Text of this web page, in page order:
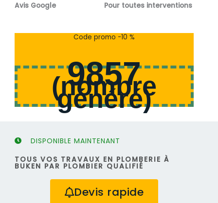
s
Avis Google
s
Pour toutes interventions
Code promo -10 %
9857
(nombre
généré)
DISPONIBLE MAINTENANT
TOUS VOS TRAVAUX EN PLOMBERIE À
BUKEN PAR PLOMBIER QUALIFIÉ
Devis rapide